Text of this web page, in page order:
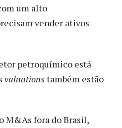
um alto
vender ativos
petroquímico está
valuations também estão
M&As fora do Brasil,